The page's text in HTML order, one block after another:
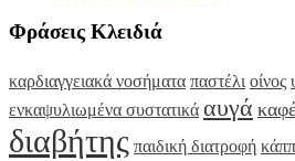
Φράσεις Κλειδιά
καρδιαγγειακά νοσήματα παστέλι οίνος
ενκαψυλιωμένα συστατικά αυγά
διαβήτης παιδική διατροφή